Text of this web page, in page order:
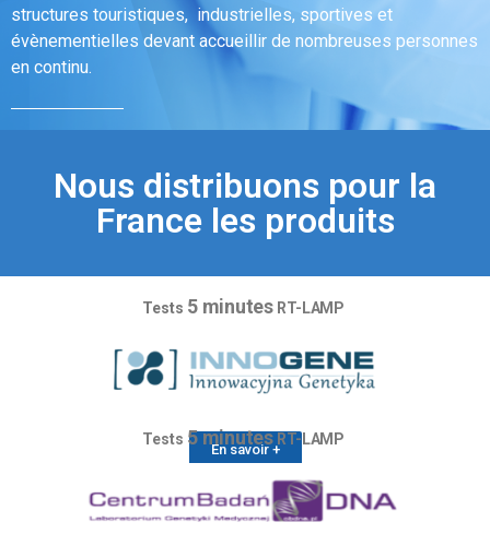
structures touristiques, industrielles, sportives et
évènementielles devant accueillir de nombreuses personnes
en continu.
Nous distribuons pour la
France les produits
Tests 5 minutes RT-LAMP
En savoir +
Tests 5 minutesRT-LAMP